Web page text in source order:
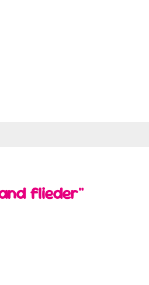
flieder"